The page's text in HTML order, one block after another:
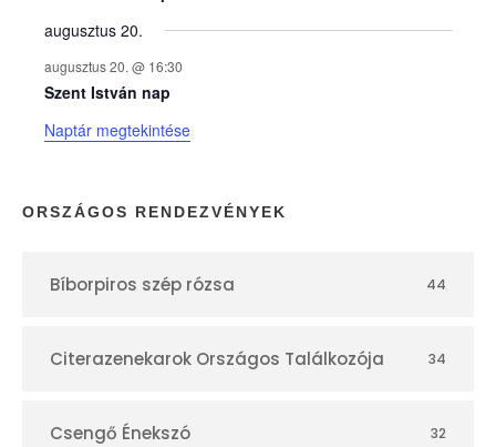
k
n
a
p
r
augusztus 20.
augusztus 20. @ 16:30
Szent István nap
Naptár megtekintése
ORSZÁGOS RENDEZVÉNYEK
Bíborpiros szép rózsa 44
Citerazenekarok Országos Találkozója 34
Csengő Énekszó 32